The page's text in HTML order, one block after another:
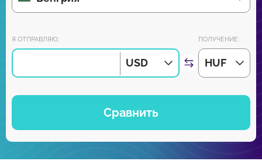
Я ОТПРАВЛЯЮ:
USD
ПОЛУЧЕНИЕ:
HUF
Сравнить